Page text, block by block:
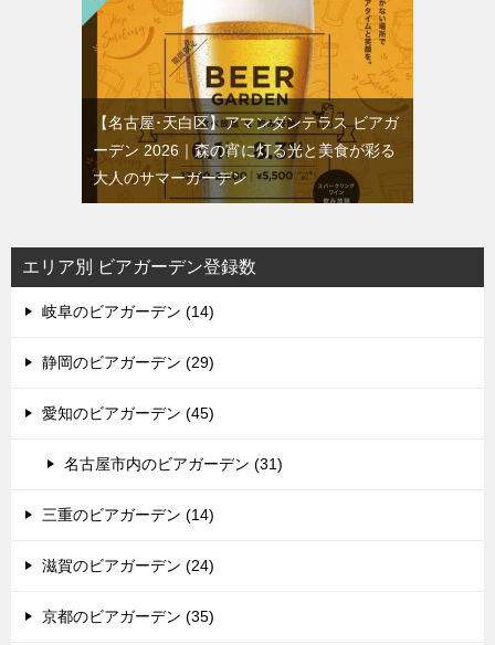
【名古屋･天白区】アマンダンテラス ビアガ
ーデン 2026｜森の宵に灯る光と美食が彩る
大人のサマーガーデン
エリア別 ビアガーデン登録数
岐阜のビアガーデン (14)
静岡のビアガーデン (29)
愛知のビアガーデン (45)
名古屋市内のビアガーデン (31)
三重のビアガーデン (14)
滋賀のビアガーデン (24)
京都のビアガーデン (35)